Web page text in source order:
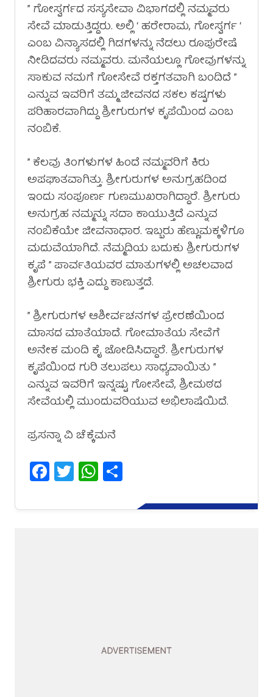
” ಗೋಸ್ವರ್ಗದ ಸಸ್ಯಸೇವಾ ವಿಭಾಗದಲ್ಲಿ ನಮ್ಮವರು
ಸೇವೆ ಮಾಡುತ್ತಿದ್ದರು. ಅಲ್ಲಿ ‘ ಹರೇರಾಮ, ಗೋಸ್ವರ್ಗ ‘
ಎಂಬ ವಿನ್ಯಾಸದಲ್ಲಿ ಗಿಡಗಳನ್ನು ನೆಡಲು ರೂಪುರೇಷೆ
ನೀಡಿದವರು ನಮ್ಮವರು. ಮನೆಯಲ್ಲೂ ಗೋವುಗಳನ್ನು
ಸಾಕುವ ನಮಗೆ ಗೋಸೇವೆ ರಕ್ತಗತವಾಗಿ ಬಂದಿದೆ ”
ಎನ್ನುವ ಇವರಿಗೆ ತಮ್ಮ ಜೀವನದ ಸಕಲ ಕಷ್ಟಗಳು
ಪರಿಹಾರವಾಗಿದ್ದು ಶ್ರೀಗುರುಗಳ ಕೃಪೆಯಿಂದ ಎಂಬ
ನಂಬಿಕೆ.
” ಕೆಲವು ತಿಂಗಳುಗಳ ಹಿಂದೆ ನಮ್ಮವರಿಗೆ ಕಿರು
ಅಪಘಾತವಾಗಿತ್ತು. ಶ್ರೀಗುರುಗಳ ಅನುಗ್ರಹದಿಂದ
ಇಂದು ಸಂಪೂರ್ಣ ಗುಣಮುಖರಾಗಿದ್ದಾರೆ. ಶ್ರೀಗುರು
ಅನುಗ್ರಹ ನಮ್ಮನ್ನು ಸದಾ ಕಾಯುತ್ತಿದೆ ಎನ್ನುವ
ನಂಬಿಕೆಯೇ ಜೀವನಾಧಾರ. ಇಬ್ಬರು ಹೆಣ್ಣುಮಕ್ಕಳಿಗೂ
ಮದುವೆಯಾಗಿದೆ. ನೆಮ್ಮದಿಯ ಬದುಕು ಶ್ರೀಗುರುಗಳ
ಕೃಪೆ ” ಪಾರ್ವತಿಯವರ ಮಾತುಗಳಲ್ಲಿ ಅಚಲವಾದ
ಶ್ರೀಗುರು ಭಕ್ತಿ ಎದ್ದು ಕಾಣುತ್ತದೆ.
” ಶ್ರೀಗುರುಗಳ ಆಶೀರ್ವಚನಗಳ ಪ್ರೇರಣೆಯಿಂದ
ಮಾಸದ ಮಾತೆಯಾದೆ. ಗೋಮಾತೆಯ ಸೇವೆಗೆ
ಅನೇಕ ಮಂದಿ ಕೈ ಜೋಡಿಸಿದ್ದಾರೆ. ಶ್ರೀಗುರುಗಳ
ಕೃಪೆಯಿಂದ ಗುರಿ ತಲುಪಲು ಸಾಧ್ಯವಾಯಿತು ”
ಎನ್ನುವ ಇವರಿಗೆ ಇನ್ನಷ್ಟು ಗೋಸೇವೆ, ಶ್ರೀಮಠದ
ಸೇವೆಯಲ್ಲಿ ಮುಂದುವರಿಯುವ ಅಭಿಲಾಷೆಯಿದೆ.
ಪ್ರಸನ್ನಾ ವಿ ಚೆಕ್ಕೆಮನೆ
Facebook
TwitterWhatsApp